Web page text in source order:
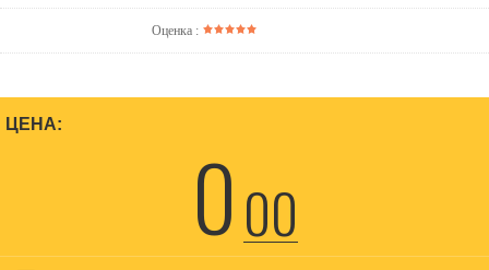
Оценка :
ЦЕНА:
000